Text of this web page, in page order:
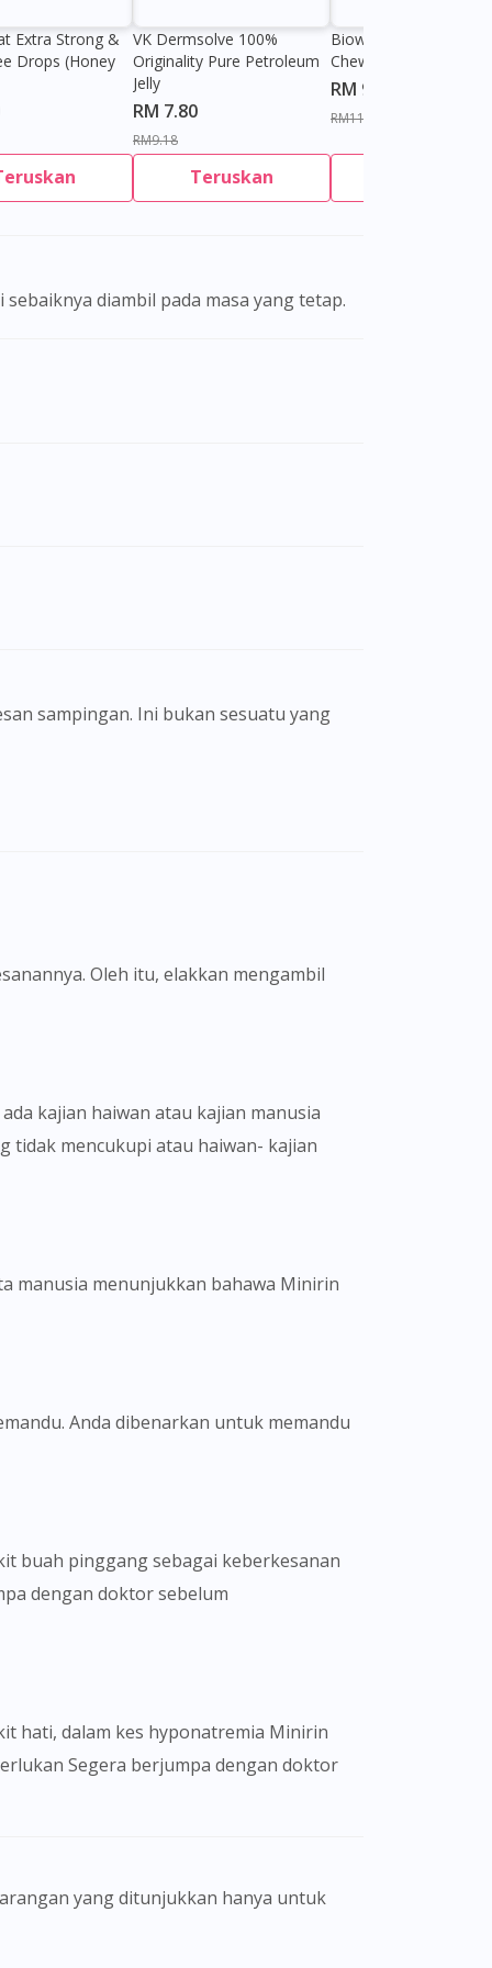
Extra Strong &
Drops (Honey
VK Dermsolve 100%
Originality Pure Petroleum
Jelly
RM 7.80
RM9.18
Teruskan
Biowell Zeero 200mg
Chewable Tablet
RM 9.80
RM11.27
diambil pada masa yang tetap.
sampingan. Ini bukan sesuatu yang
Oleh itu, elakkan mengambil
kajian haiwan atau kajian manusia
tidak mencukupi atau haiwan- kajian
manusia menunjukkan bahawa Minirin
Anda dibenarkan untuk memandu
buah pinggang sebagai keberkesanan
dengan doktor sebelum
hati, dalam kes hyponatremia Minirin
Segera berjumpa dengan doktor